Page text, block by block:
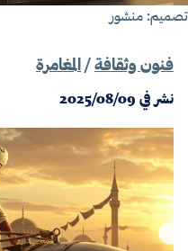
منشور
فنون وثقافة/ المغامرة
نشر في2025/08/09